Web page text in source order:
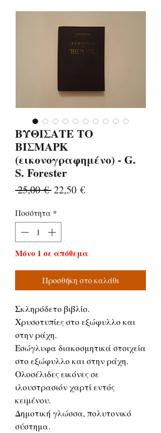
ΒΥΘΙΣΑΤΕ ΤΟ
ΒΙΣΜΑΡΚ
(εικονογραφημένο) - G.
S. Forester
25,00 € Κανονική
22,50 €Τιμή
Ποσότητα *
Μόνο 1 σε απόθεμα
Προσθήκη στο καλάθι
Σκληρόδετο βιβλίο.
Χρυσοτυπίες στο εξώφυλλο και
στην ράχη.
Εσώγλυφα διακοσμητικά στοιχεία
στο εξώφυλλο και στην ράχη.
Ολοσέλιδες εικόνες σε
ιλουστρασιόν χαρτί εντός
κειμένου.
Δημοτική γλώσσα, πολυτονικό
σύστημα.